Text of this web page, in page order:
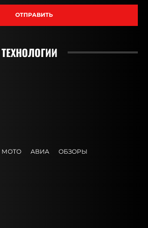
ОТПРАВИТЬ
МОТО АВИА ОБЗОРЫ